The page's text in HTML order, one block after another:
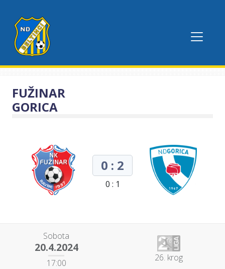
FUŽINAR
GORICA
0 : 2
0 : 1
Sobota
20.4.2024
17:00 26. krog